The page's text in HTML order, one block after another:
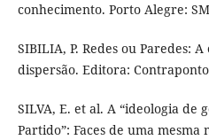
conhecimento. Porto Alegre:
SIBILIA, P. Redes ou Paredes:
dispersão. Editora:
SILVA, E. et al. A “ideologia de
Partido”: Faces de uma mesma